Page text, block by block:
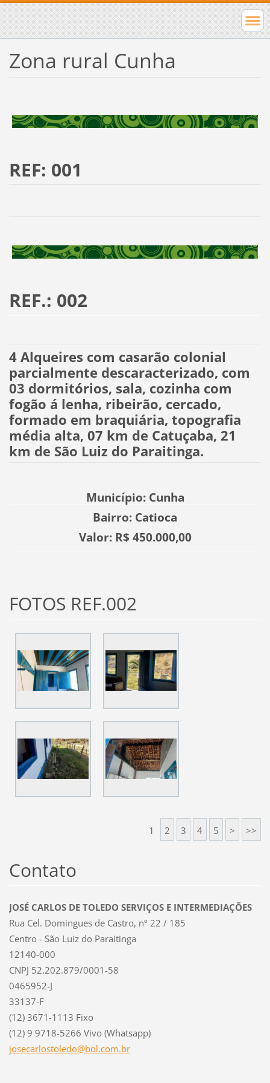
Zona rural Cunha
REF: 001
REF.: 002
4 Alqueires com casarão colonial
parcialmente descaracterizado, com
03 dormitórios, sala, cozinha com
fogão á lenha, ribeirão, cercado,
formado em braquiária, topografia
média alta, 07 km de Catuçaba, 21
km de São Luiz do Paraitinga.
Município: Cunha
Bairro: Catioca
Valor: R$ 450.000,00
FOTOS REF.002
1 2 3 4 5 > >>
Contato
JOSÉ CARLOS DE TOLEDO SERVIÇOS E INTERMEDIAÇÕES
Rua Cel. Domingues de Castro, nº 22 / 185
Centro - São Luiz do Paraitinga
12140-000
CNPJ 52.202.879/0001-58
0465952-J
33137-F
(12) 3671-1113 Fixo
(12) 9 9718-5266 Vivo (Whatsapp)
josecarlostoledo@bol.com.br